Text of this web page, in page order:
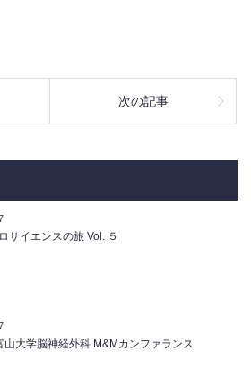
次の記事
サイエンスの旅 Vol. ５
山大学脳神経外科 M&Mカンファランス